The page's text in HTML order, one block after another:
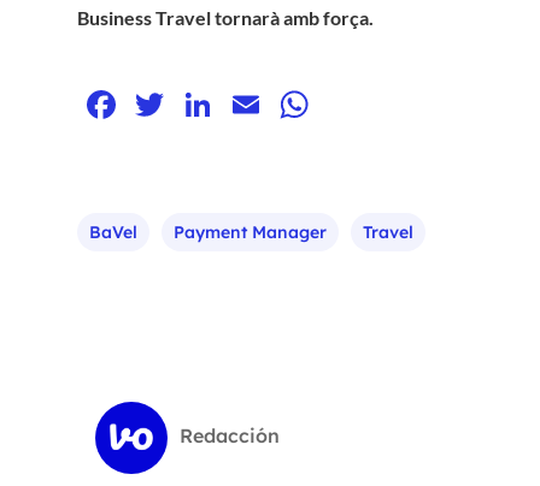
Business Travel tornarà amb força.
Facebook
Twitter
LinkedIn
Email
BaVel Payment Manager Travel
Redacción